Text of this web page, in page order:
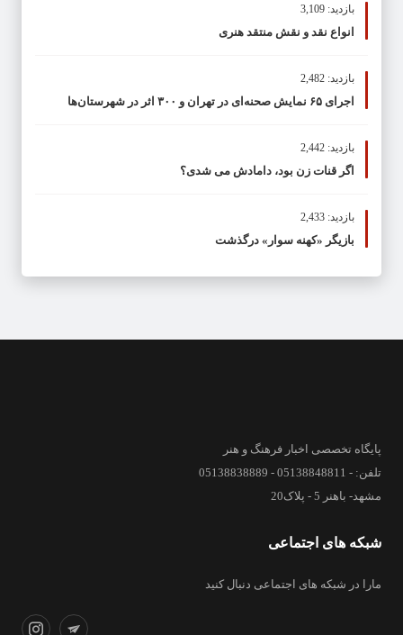
بازدید: 3,109
انواع نقد و نقش منتقد هنری
بازدید: 2,482
اجرای ۶۵ نمایش صحنه‌ای در تهران و ۳۰۰ اثر در شهرستان‌ها
بازدید: 2,442
اگر قنات زن بود، دامادش می شدی؟
بازدید: 2,433
بازیگر «کهنه سوار» درگذشت
پایگاه تخصصی اخبار فرهنگ و هنر
تلفن: - 05138848811 - 05138838889
مشهد- باهنر 5 - پلاک20
شبکه های اجتماعی
مارا در شبکه های اجتماعی دنبال کنید